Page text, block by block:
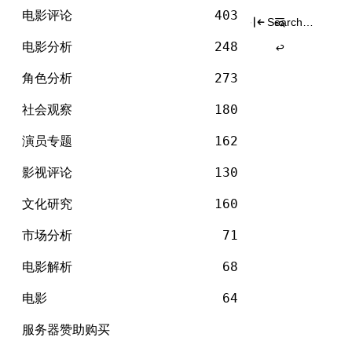
Skip
content
电影评论 403
电影分析 248
角色分析 273
社会观察 180
演员专题 162
影视评论 130
文化研究 160
市场分析 71
电影解析 68
电影 64
服务器赞助购买
Search
标签：